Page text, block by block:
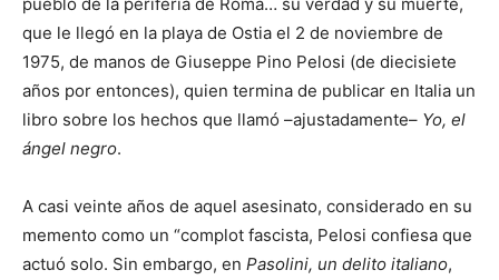
que le llegó en la playa de Ostia el 2 de noviembre de
1975, de manos de Giuseppe Pino Pelosi (de diecisiete
años por entonces), quien termina de publicar en Italia un
libro sobre los hechos que llamó –ajustadamente– Yo, el
ángel negro.
A casi veinte años de aquel asesinato, considerado en su
memento como un “complot fascista, Pelosi confiesa que
actuó solo. Sin embargo, en Pasolini, un delito italiano,